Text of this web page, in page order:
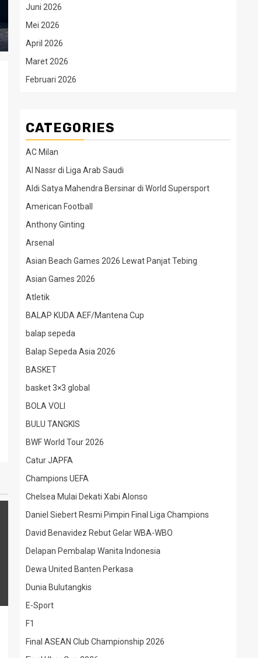
Juni 2026
Mei 2026
April 2026
Maret 2026
Februari 2026
CATEGORIES
AC Milan
Al Nassr di Liga Arab Saudi
Aldi Satya Mahendra Bersinar di World Supersport
American Football
Anthony Ginting
Arsenal
Asian Beach Games 2026 Lewat Panjat Tebing
Asian Games 2026
Atletik
BALAP KUDA AEF/Mantena Cup
balap sepeda
Balap Sepeda Asia 2026
BASKET
basket 3×3 global
BOLA VOLI
BULU TANGKIS
BWF World Tour 2026
Catur JAPFA
Champions UEFA
Chelsea Mulai Dekati Xabi Alonso
Daniel Siebert Resmi Pimpin Final Liga Champions
David Benavidez Rebut Gelar WBA-WBO
Delapan Pembalap Wanita Indonesia
Dewa United Banten Perkasa
Dunia Bulutangkis
E-Sport
F1
Final ASEAN Club Championship 2026